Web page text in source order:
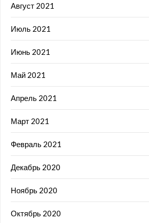
Август 2021
Июль 2021
Июнь 2021
Май 2021
Апрель 2021
Март 2021
Февраль 2021
Декабрь 2020
Ноябрь 2020
Октябрь 2020